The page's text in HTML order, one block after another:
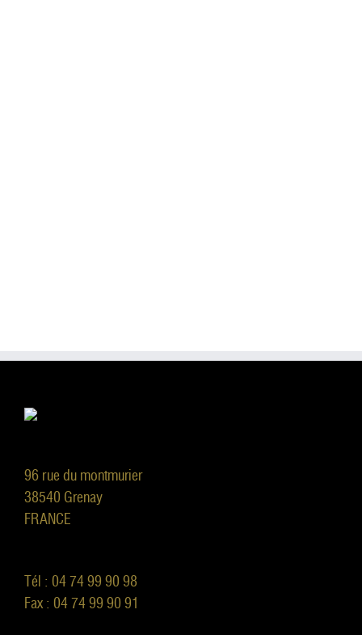
96 rue du montmurier
38540 Grenay
FRANCE
Tél : 04 74 99 90 98
Fax : 04 74 99 90 91